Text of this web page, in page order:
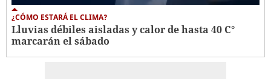
¿CÓMO ESTARÁ EL CLIMA?
Lluvias débiles aisladas y calor de hasta 40 C°
marcarán el sábado